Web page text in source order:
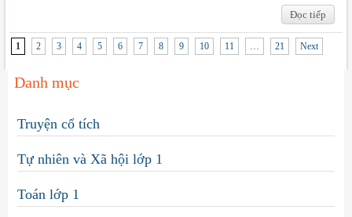
Đọc tiếp
1 2 3 4 5 6 7 8 9 10 11 … 21 Next
Danh mục
Truyện cổ tích
Tự nhiên và Xã hội lớp 1
Toán lớp 1